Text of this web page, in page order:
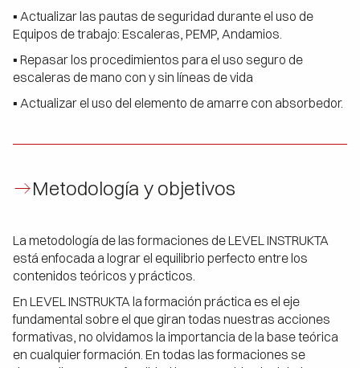
▪ Actualizar las pautas de seguridad durante el uso de
Equipos de trabajo: Escaleras, PEMP, Andamios.
▪ Repasar los procedimientos para el uso seguro de
escaleras de mano con y sin líneas de vida
▪ Actualizar el uso del elemento de amarre con absorbedor.
Metodología y objetivos
La metodología de las formaciones de LEVEL INSTRUKTA
está enfocada a lograr el equilibrio perfecto entre los
contenidos teóricos y prácticos.
En LEVEL INSTRUKTA la formación práctica es el eje
fundamental sobre el que giran todas nuestras acciones
formativas, no olvidamos la importancia de la base teórica
en cualquier formación. En todas las formaciones se